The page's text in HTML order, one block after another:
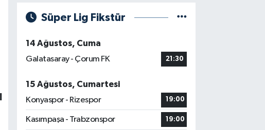
Süper Lig Fikstür
14 Ağustos, Cuma
Galatasaray - Çorum FK
21:30
15 Ağustos, Cumartesi
Konyaspor - Rizespor
19:00
Kasımpaşa - Trabzonspor 19:00